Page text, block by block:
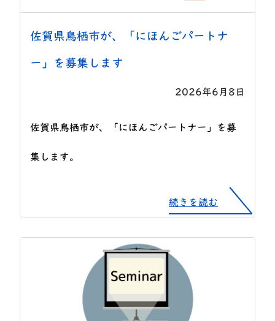
佐賀県鳥栖市が、「にほんごパートナ
ー」を募集します
2026年6月8日
佐賀県鳥栖市が、「にほんごパートナー」を募
集します。
続きを読む